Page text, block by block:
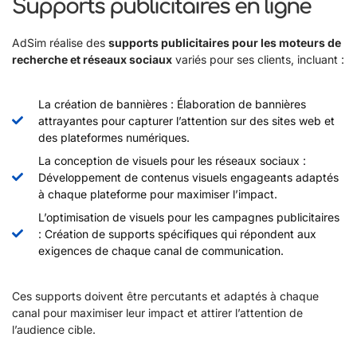
Supports publicitaires en ligne
AdSim réalise des supports publicitaires pour les moteurs de
recherche et réseaux sociaux variés pour ses clients, incluant :
La création de bannières : Élaboration de bannières
attrayantes pour capturer l’attention sur des sites web et
des plateformes numériques.
La conception de visuels pour les réseaux sociaux :
Développement de contenus visuels engageants adaptés
à chaque plateforme pour maximiser l’impact.
L’optimisation de visuels pour les campagnes publicitaires
: Création de supports spécifiques qui répondent aux
exigences de chaque canal de communication.
Ces supports doivent être percutants et adaptés à chaque
canal pour maximiser leur impact et attirer l’attention de
l’audience cible.